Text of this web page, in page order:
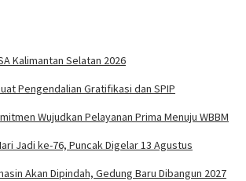
Kalimantan Selatan 2026
Pengendalian Gratifikasi dan SPIP
Wujudkan Pelayanan Prima Menuju WBBM
Jadi ke-76, Puncak Digelar 13 Agustus
Akan Dipindah, Gedung Baru Dibangun 2027